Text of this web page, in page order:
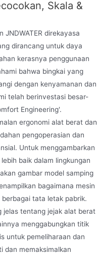
yang
dalam
jus
Skala &
JNDWATER direkayasa
dirancang untuk daya
kerasnya penggunaan
bahwa bingkai yang
dengan kenyamanan dan
telah berinvestasi besar-
Engineering'.
ergonomi alat berat dan
pengoperasian dan
Untuk menggambarkan
baik dalam lingkungan
gambar model samping
bagaimana mesin
tata letak pabrik.
jelas tentang jejak alat berat
menggabungkan titik
untuk pemeliharaan dan
dan memaksimalkan